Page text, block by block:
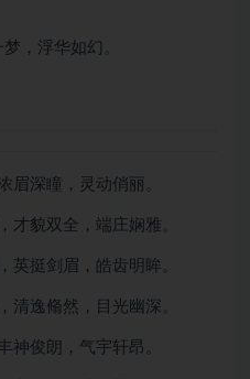
，浮华如幻。
眉深瞳，灵动俏丽。
才貌双全，端庄娴雅。
英挺剑眉，皓齿明眸。
清逸翛然，目光幽深。
神俊朗，气宇轩昂。